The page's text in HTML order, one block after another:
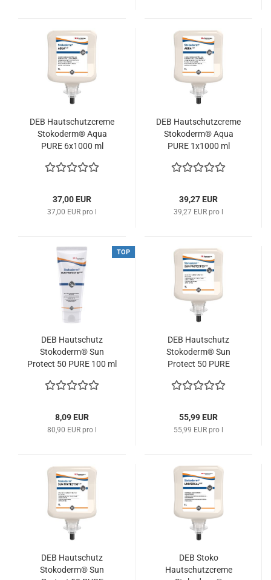
DEB Hautschutzcreme
Stokoderm® Aqua
PURE 6x1000 ml
37,00 EUR
37,00 EUR pro l
DEB Hautschutzcreme
Stokoderm® Aqua
PURE 1x1000 ml
39,27 EUR
39,27 EUR pro l
TOP
DEB Hautschutz
Stokoderm® Sun
Protect 50 PURE 100 ml
8,09 EUR
80,90 EUR pro l
DEB Hautschutz
Stokoderm® Sun
Protect 50 PURE
Johnson
55,99 EUR
55,99 EUR pro l
DEB Hautschutz
Stokoderm® Sun
DEB Stoko
Hautschutzcreme